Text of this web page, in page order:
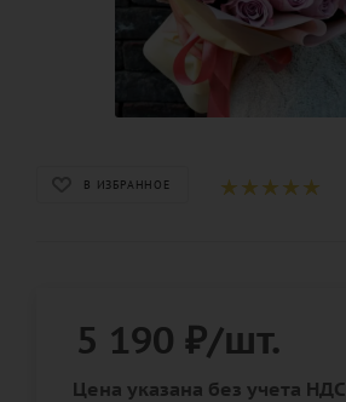
В ИЗБРАННОЕ
5 190 ₽/шт.
Цена указана без учета НДС